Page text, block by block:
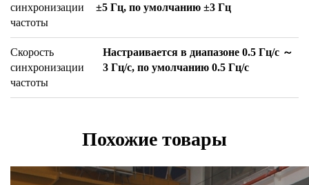
синхронизации
частоты
±5 Гц, по умолчанию ±3 Гц
Скорость
синхронизации
частоты
Настраивается в диапазоне 0.5 Гц/с ～
3 Гц/с, по умолчанию 0.5 Гц/с
Похожие товары